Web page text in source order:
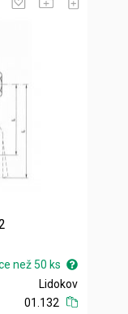
než 50 ks
Lidokov
01.132